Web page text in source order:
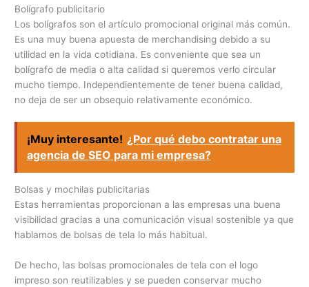
Bolígrafo publicitario
Los bolígrafos son el artículo promocional original más común.
Es una muy buena apuesta de merchandising debido a su
utilidad en la vida cotidiana. Es conveniente que sea un
bolígrafo de media o alta calidad si queremos verlo circular
mucho tiempo. Independientemente de tener buena calidad,
no deja de ser un obsequio relativamente económico.
¡Muy interesante! ¿Por qué debo contratar una
agencia de SEO para mi empresa?
Bolsas y mochilas publicitarias
Estas herramientas proporcionan a las empresas una buena
visibilidad gracias a una comunicación visual sostenible ya que
hablamos de bolsas de tela lo más habitual.
De hecho, las bolsas promocionales de tela con el logo
impreso son reutilizables y se pueden conservar mucho